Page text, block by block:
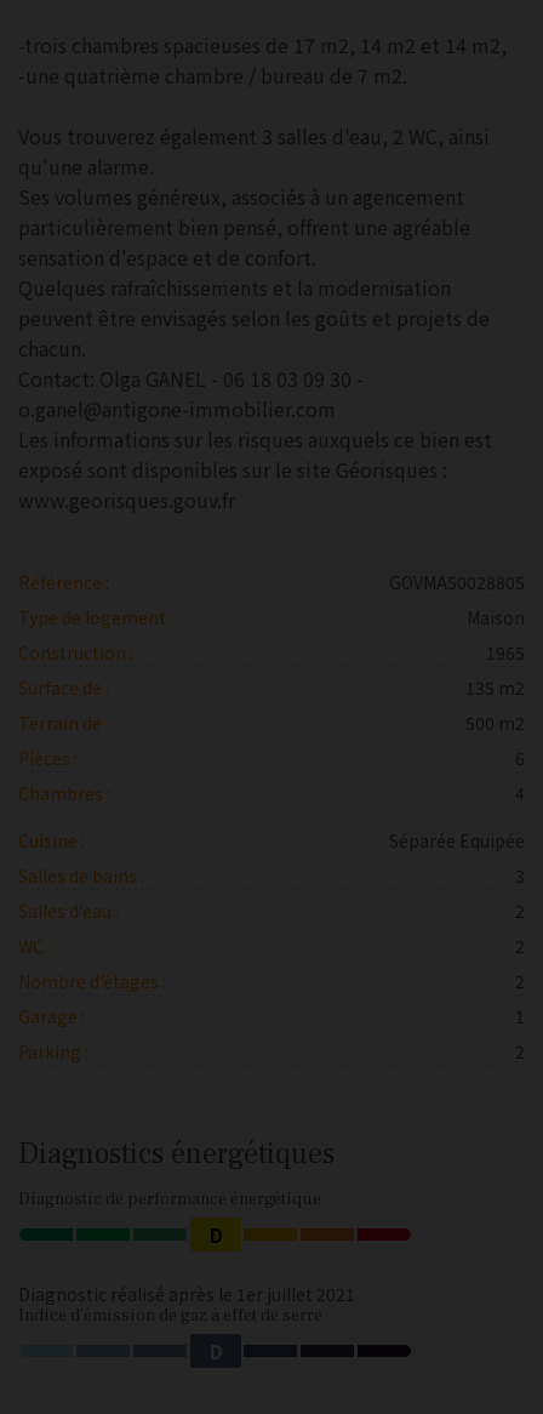
-trois chambres spacieuses de 17 m2, 14 m2 et 14 m2,
-une quatrième chambre / bureau de 7 m2.
Vous trouverez également 3 salles d'eau, 2 WC, ainsi
qu'une alarme.
Ses volumes généreux, associés à un agencement
particulièrement bien pensé, offrent une agréable
sensation d'espace et de confort.
Quelques rafraîchissements et la modernisation
peuvent être envisagés selon les goûts et projets de
chacun.
Contact: Olga GANEL - 06 18 03 09 30 -
o.ganel@antigone-immobilier.com
Les informations sur les risques auxquels ce bien est
exposé sont disponibles sur le site Géorisques :
www.georisques.gouv.fr
Référence :
GOVMA50028805
Type de logement :
Maison
Construction :
1965
Surface de :
135 m2
Terrain de :
500 m2
Pièces :
6
Chambres :
4
Cuisine :
Séparée Equipée
Salles de bains :
3
Salles d'eau :
2
WC :
2
Nombre d'étages :
2
Garage :
1
Parking :
2
Diagnostics énergétiques
Diagnostic de performance énergétique
D
Diagnostic réalisé après le 1er juillet 2021
Indice d'émission de gaz à effet de serre
D